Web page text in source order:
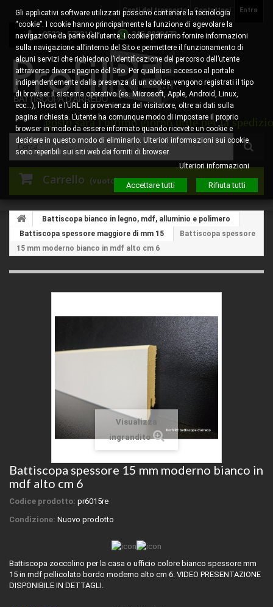
Entra
Contattaci
Costi del trasporto
0522 - 578310 345.8829473
Carrello (vuoto)
6 agosto sarà l'ultimo giorno utile per la
Battiscopa bianco in legno, mdf, alluminio e polimero
Battiscopa spessore maggiore di mm 15
Battiscopa spessore
15 mm moderno bianco in mdf alto cm 6
Visualizza
ingrandito
Battiscopa spessore 15 mm moderno bianco in
mdf alto cm 6
Codice prodotto: pr6015re
Condizione: Nuovo prodotto
Battiscopa zoccolino per la casa o ufficio colore bianco spessore mm
15 in mdf pellicolato bordo moderno alto cm 6. VIDEO PRESENTAZIONE
DISPONIBILE IN DETTAGLI.
Gli applicativi software utilizzati possono contenere la tecnologia
“cookie”. I cookie hanno principalmente la funzione di agevolare la
navigazione da parte dell’utente. I cookie potranno fornire informazioni
sulla navigazione all’interno del Sito e permettere il funzionamento di
alcuni servizi che richiedono l’identificazione del percorso dell’utente
attraverso diverse pagine del Sito. Per qualsiasi accesso al portale
indipendentemente dalla presenza di un cookie, vengono registrati il tipo
di browser il sistema operativo (es. Microsoft, Apple, Android, Linux,
ecc…), l’Host e l’URL di provenienza del visitatore, oltre ai dati sulla
pagina richiesta. L’utente ha comunque modo di impostare il proprio
browser in modo da essere informato quando ricevete un cookie e
decidere in questo modo di eliminarlo. Ulteriori informazioni sui cookie
sono reperibili sui siti web dei forniti di browser.
Ulteriori informazioni
Accettare tutti Rifiuta tutti